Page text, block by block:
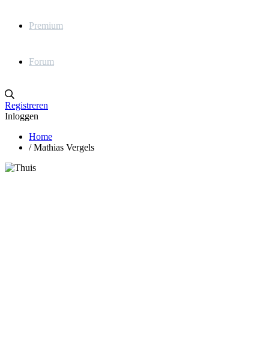
Premium
Forum
Registreren
Inloggen
Home
/ Mathias Vergels